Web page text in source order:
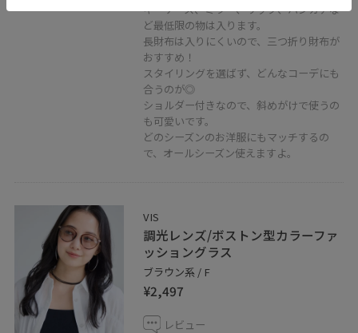
キーケース、ミラー、リップ、ハンカチな
ど最低限の物は入ります。
長財布は入りにくいので、三つ折り財布が
おすすめ！
スタイリングを選ばず、どんなコーデにも
合うのが◎
ショルダー付きなので、斜めがけで使うの
も可愛いです。
どのシーズンのお洋服にもマッチするの
で、オールシーズン使えますよ。
VIS
調光レンズ/ボストン型カラーファ
ッショングラス
ブラウン系 / F
¥2,497
レビュー